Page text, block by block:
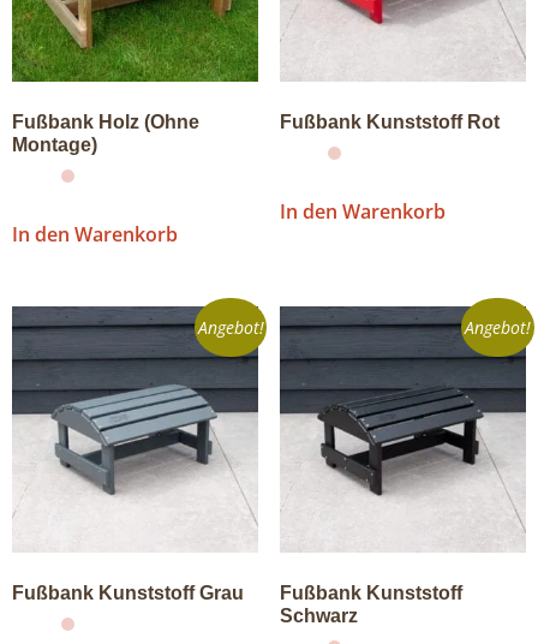
Fußbank Holz (Ohne
Montage)
In den Warenkorb
Fußbank Kunststoff Rot
In den Warenkorb
Angebot!
Fußbank Kunststoff Grau
Angebot!
Fußbank Kunststoff
Schwarz